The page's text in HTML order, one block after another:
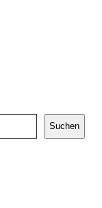
Suchen